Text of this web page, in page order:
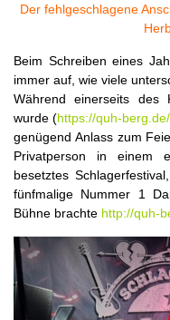
Der fehlgeschlagene
Beim Schreiben eines
immer auf, wie viele
Während einerseits des
wurde (https://quh-
genügend Anlass zum
Privatperson in einem
besetztes
fünfmalige Nummer 1
Bühne brachte http://quh-